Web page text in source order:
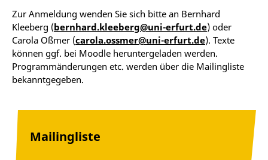
Zur Anmeldung wenden Sie sich bitte an Bernhard
Kleeberg (bernhard.kleeberg@uni-erfurt.de) oder
Carola Oßmer (carola.ossmer@uni-erfurt.de). Texte
können ggf. bei Moodle heruntergeladen werden.
Programmänderungen etc. werden über die Mailingliste
bekanntgegeben.
Mailingliste